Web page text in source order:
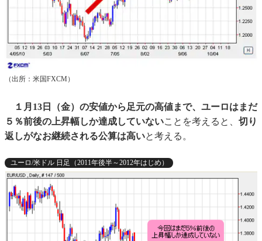
（出所：米国FXCM）
１月13日（金）の安値から足元の高値まで、ユーロはまだ
５％前後の上昇幅しか達成していないことを考えると、 切り
返しがなお継続される公算は高いと考える。
ユーロ/米ドル 日足（2011年後半～2012年はじめ）